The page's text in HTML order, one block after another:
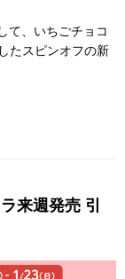
て、いちごチョコ
たスピンオフの新
来週発売 引